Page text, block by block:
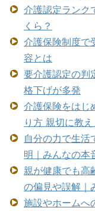
介護認定ランク
くら？
介護保険制度で
容とは
要介護認定の
格下げが多発
介護保険をは
り方 親切に教
自分の力で生活
明｜みんなの
親が健康でも
の偏見や誤解
施設やホームへ